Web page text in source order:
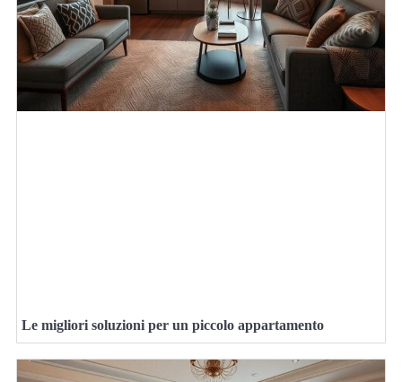
Le migliori soluzioni per un piccolo appartamento